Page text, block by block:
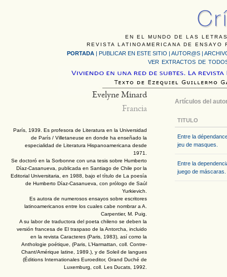
EN EL MUNDO DE LAS
REVISTA LATINOAMERICANA DE
PORTADA | PUBLICAR EN ESTE SITIO | AUTOR@S |
VER EXTRACTOS DE
Evelyne Minard
Francia
París, 1939. Es profesora de Literatura en la Universidad
de París / Villetaneuse en donde ha enseñado la
especialidad de Literatura Hispanoamericana desde
1971.
Se doctoró en la Sorbonne con una tesis sobre Humberto
Díaz-Casanueva, publicada en Santiago de Chile por la
Editorial Universitaria, en 1988, bajo el título de La poesía
de Humberto Díaz-Casanueva, con prólogo de Saúl
Yurkievich.
Es autora de numerosos ensayos sobre escritores
latinoamericanos entre los cuales cabe nombrar a A.
Carpentier, M. Puig.
A su labor de traductora del poeta chileno se deben la
versión francesa de El traspaso de la Antorcha, incluido
en la revista Caracteres (Paris, 1983), así como la
Anthologie poétique, (Paris, L’Harmattan, coll. Contre-
Chant/Amérique latine, 1989.), y de Soleil de langues
(Éditions Internationales Euroeditor, Grand Duché de
Luxemburg, coll. Les Ducats, 1992.
Artículos del
TITULO
Entre la
jeu de masques.
Entre la
juego de máscaras.